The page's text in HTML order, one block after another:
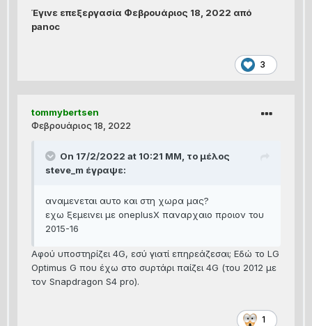
Έγινε επεξεργασία Φεβρουάριος 18, 2022 από
panoc
3
tommybertsen
Φεβρουάριος 18, 2022
On 17/2/2022 at 10:21 ΜΜ, το μέλος
steve_m έγραψε:
αναμενεται αυτο και στη χωρα μας?
εχω ξεμεινει με oneplusX παναρχαιο προιον του
2015-16
Αφού υποστηρίζει 4G, εσύ γιατί επηρεάζεσαι; Εδώ το LG
Optimus G που έχω στο συρτάρι παίζει 4G (του 2012 με
τον Snapdragon S4 pro).
1